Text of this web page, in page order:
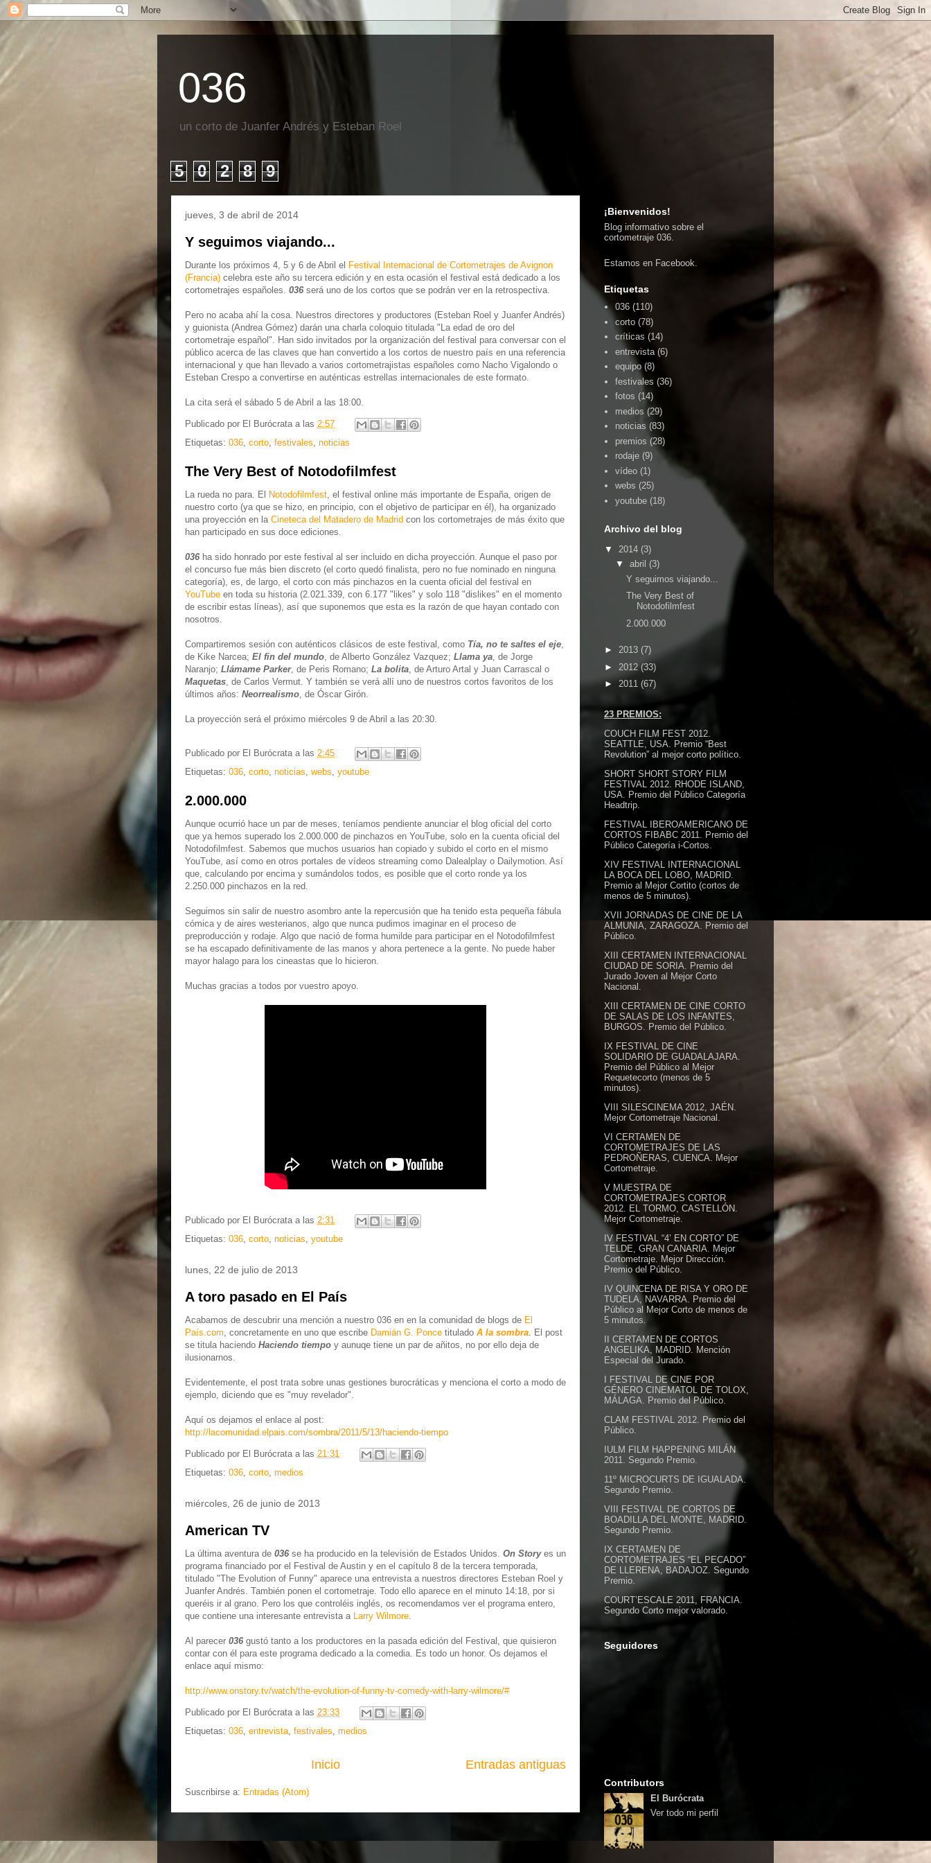
036
un corto de Juanfer Andrés y Esteban Roel
5 0 2 8 9
jueves, 3 de abril de 2014
Y seguimos viajando...
Durante los próximos 4, 5 y 6 de Abril el Festival Internacional de Cortometrajes de Avignon
(Francia) celebra este año su tercera edición y en esta ocasión el festival está dedicado a los
cortometrajes españoles. 036 será uno de los cortos que se podrán ver en la retrospectiva.
Pero no acaba ahí la cosa. Nuestros directores y productores (Esteban Roel y Juanfer Andrés)
y guionista (Andrea Gómez) darán una charla coloquio titulada "La edad de oro del
cortometraje español". Han sido invitados por la organización del festival para conversar con el
público acerca de las claves que han convertido a los cortos de nuestro país en una referencia
internacional y que han llevado a varios cortometrajistas españoles como Nacho Vigalondo o
Esteban Crespo a convertirse en auténticas estrellas internacionales de este formato.
La cita será el sábado 5 de Abril a las 18:00.
Publicado por El Burócrata a las 2:57
Etiquetas: 036, corto, festivales, noticias
The Very Best of Notodofilmfest
La rueda no para. El Notodofilmfest, el festival online más importante de España, origen de
nuestro corto (ya que se hizo, en principio, con el objetivo de participar en él), ha organizado
una proyección en la Cineteca del Matadero de Madrid con los cortometrajes de más éxito que
han participado en sus doce ediciones.
036 ha sido honrado por este festival al ser incluido en dicha proyección. Aunque el paso por
el concurso fue más bien discreto (el corto quedó finalista, pero no fue nominado en ninguna
categoría), es, de largo, el corto con más pinchazos en la cuenta oficial del festival en
YouTube en toda su historia (2.021.339, con 6.177 "likes" y solo 118 "dislikes" en el momento
de escribir estas líneas), así que suponemos que esta es la razón de que hayan contado con
nosotros.
Compartiremos sesión con auténticos clásicos de este festival, como Tía, no te saltes el eje,
de Kike Narcea; El fin del mundo, de Alberto González Vazquez; Llama ya, de Jorge
Naranjo; Llámame Parker, de Peris Romano; La bolita, de Arturo Artal y Juan Carrascal o
Maquetas, de Carlos Vermut. Y también se verá allí uno de nuestros cortos favoritos de los
últimos años: Neorrealismo, de Óscar Girón.
La proyección será el próximo miércoles 9 de Abril a las 20:30.
Publicado por El Burócrata a las 2:45
Etiquetas: 036, corto, noticias, webs, youtube
2.000.000
Aunque ocurrió hace un par de meses, teníamos pendiente anunciar el blog oficial del corto
que ya hemos superado los 2.000.000 de pinchazos en YouTube, solo en la cuenta oficial del
Notodofilmfest. Sabemos que muchos usuarios han copiado y subido el corto en el mismo
YouTube, así como en otros portales de vídeos streaming como Dalealplay o Dailymotion. Así
que, calculando por encima y sumándolos todos, es posible que el corto ronde ya los
2.250.000 pinchazos en la red.
Seguimos sin salir de nuestro asombro ante la repercusión que ha tenido esta pequeña fábula
cómica y de aires westerianos, algo que nunca pudimos imaginar en el proceso de
preproducción y rodaje. Algo que nació de forma humilde para participar en el Notodofilmfest
se ha escapado definitivamente de las manos y ahora pertenece a la gente. No puede haber
mayor halago para los cineastas que lo hicieron.
Muchas gracias a todos por vuestro apoyo.
Publicado por El Burócrata a las 2:31
Etiquetas: 036, corto, noticias, youtube
lunes, 22 de julio de 2013
A toro pasado en El País
Acabamos de descubrir una mención a nuestro 036 en en la comunidad de blogs de El
País.com, concretamente en uno que escribe Damián G. Ponce titulado A la sombra. El post
se titula haciendo Haciendo tiempo y aunuqe tiene un par de añitos, no por ello deja de
ilusionarnos.
Evidentemente, el post trata sobre unas gestiones burocráticas y menciona el corto a modo de
ejemplo, diciendo que es "muy revelador".
Aquí os dejamos el enlace al post:
http://lacomunidad.elpais.com/sombra/2011/5/13/haciendo-tiempo
Publicado por El Burócrata a las 21:31
Etiquetas: 036, corto, medios
miércoles, 26 de junio de 2013
American TV
La última aventura de 036 se ha producido en la televisión de Estados Unidos. On Storyes un
programa financiado por el Festival de Austin y en el capítulo 8 de la tercera temporada,
titulado "The Evolution of Funny" aparece una entrevista a nuestros directores Esteban Roel y
Juanfer Andrés. También ponen el cortometraje. Todo ello aparece en el minuto 14:18, por si
queréis ir al grano. Pero los que controléis inglés, os recomendamos ver el programa entero,
que contiene una interesante entrevista a Larry Wilmore.
Al parecer 036 gustó tanto a los productores en la pasada edición del Festival, que quisieron
contar con él para este programa dedicado a la comedia. Es todo un honor. Os dejamos el
enlace aquí mismo:
http://www.onstory.tv/watch/the-evolution-of-funny-tv-comedy-with-larry-wilmore/#
Publicado por El Burócrata a las 23:33
Etiquetas: 036, entrevista, festivales, medios
Entradas antiguas
Inicio
Suscribirse a: Entradas (Atom)
¡Bienvenidos!
Blog informativo sobre el
cortometraje 036.
Estamos en Facebook.
Etiquetas
036 (110)
corto (78)
críticas (14)
entrevista (6)
equipo (8)
festivales (36)
fotos (14)
medios (29)
noticias (83)
premios (28)
rodaje (9)
vídeo (1)
webs (25)
youtube (18)
Archivo del blog
▼ 2014 (3)
▼
abril (3)
Y seguimos viajando...
The Very Best of
Notodofilmfest
2.000.000
► 2013 (7)
► 2012 (33)
► 2011 (67)
23 PREMIOS:
COUCH FILM FEST 2012.
SEATTLE, USA. Premio “Best
Revolution” al mejor corto político.
SHORT SHORT STORY FILM
FESTIVAL 2012. RHODE ISLAND,
USA. Premio del Público Categoría
Headtrip.
FESTIVAL IBEROAMERICANO DE
CORTOS FIBABC 2011. Premio del
Público Categoría i-Cortos.
XIV FESTIVAL INTERNACIONAL
LA BOCA DEL LOBO, MADRID.
Premio al Mejor Cortito (cortos de
menos de 5 minutos).
XVII JORNADAS DE CINE DE LA
ALMUNIA, ZARAGOZA. Premio del
Público.
XIII CERTAMEN INTERNACIONAL
CIUDAD DE SORIA. Premio del
Jurado Joven al Mejor Corto
Nacional.
XIII CERTAMEN DE CINE CORTO
DE SALAS DE LOS INFANTES,
BURGOS. Premio del Público.
IX FESTIVAL DE CINE
SOLIDARIO DE GUADALAJARA.
Premio del Público al Mejor
Requetecorto (menos de 5
minutos).
VIII SILESCINEMA 2012, JAÉN.
Mejor Cortometraje Nacional.
VI CERTAMEN DE
CORTOMETRAJES DE LAS
PEDROÑERAS, CUENCA. Mejor
Cortometraje.
V MUESTRA DE
CORTOMETRAJES CORTOR
2012. EL TORMO, CASTELLÓN.
Mejor Cortometraje.
IV FESTIVAL “4’ EN CORTO” DE
TELDE, GRAN CANARIA. Mejor
Cortometraje. Mejor Dirección.
Premio del Público.
IV QUINCENA DE RISA Y ORO DE
TUDELA, NAVARRA. Premio del
Público al Mejor Corto de menos de
5 minutos.
II CERTAMEN DE CORTOS
ANGELIKA, MADRID. Mención
Especial del Jurado.
I FESTIVAL DE CINE POR
GÉNERO CINEMATOL DE TOLOX,
MÁLAGA. Premio del Público.
CLAM FESTIVAL 2012. Premio del
Público.
IULM FILM HAPPENING MILÁN
2011. Segundo Premio.
11º MICROCURTS DE IGUALADA.
Segundo Premio.
VIII FESTIVAL DE CORTOS DE
BOADILLA DEL MONTE, MADRID.
Segundo Premio.
IX CERTAMEN DE
CORTOMETRAJES “EL PECADO”
DE LLERENA, BADAJOZ. Segundo
Premio.
COURT’ESCALE 2011, FRANCIA.
Segundo Corto mejor valorado.
Seguidores
Contributors
El Burócrata
Ver todo mi perfil